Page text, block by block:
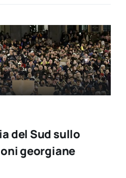
del Sud sullo
georgiane